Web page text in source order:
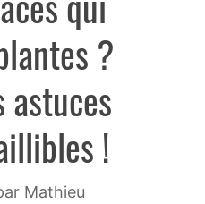
?
astuces
!
Mathieu